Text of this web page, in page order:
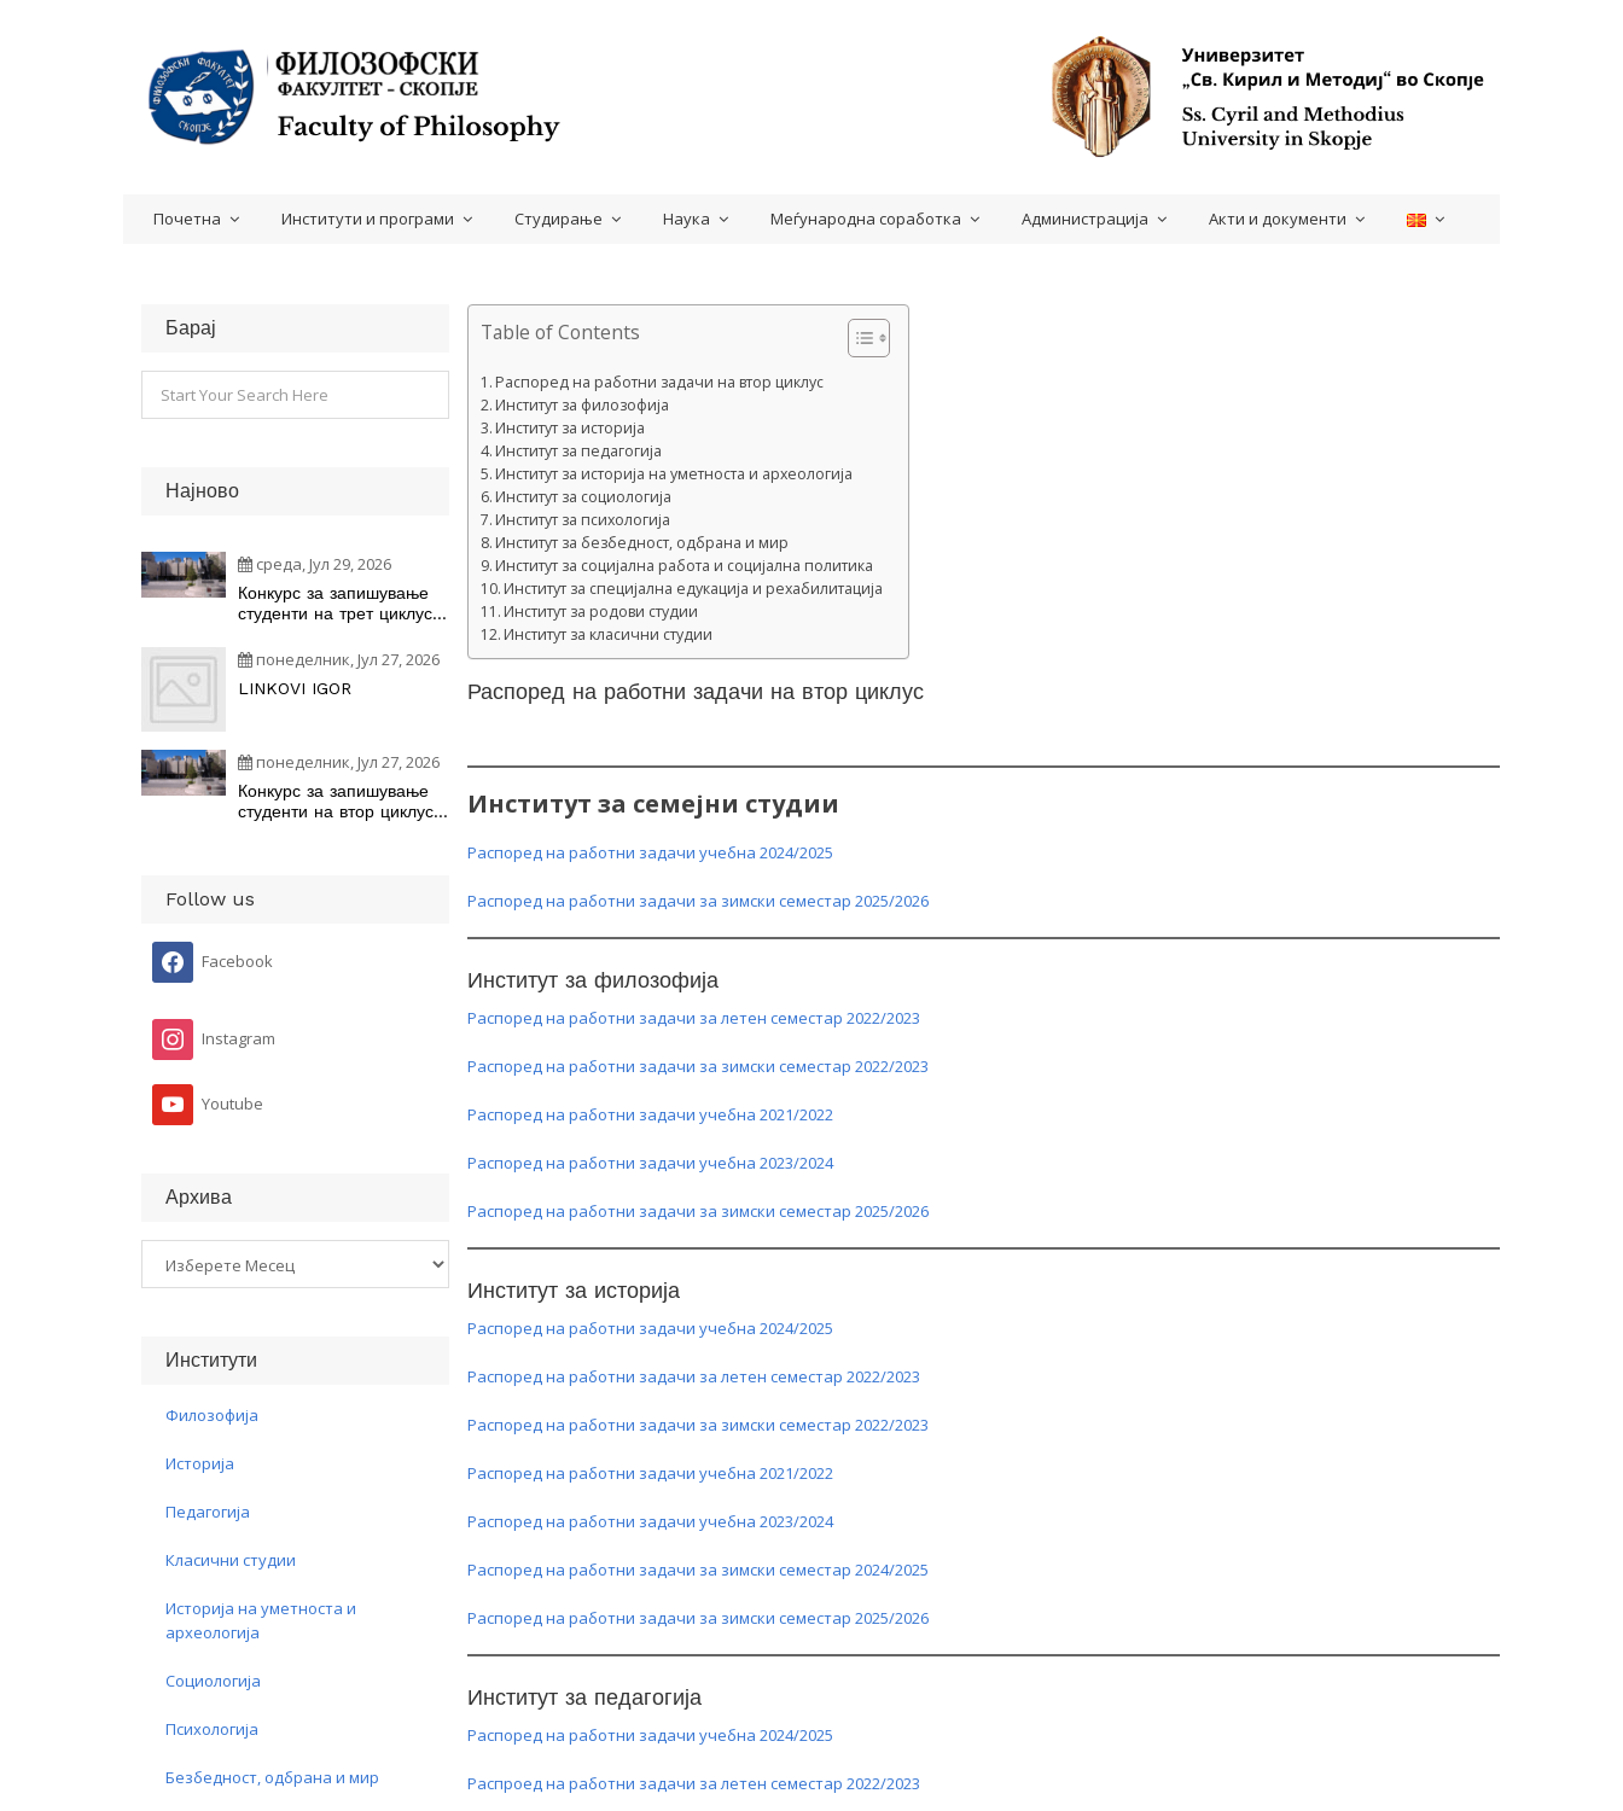
Почетна Институти и програми Студирање Наука Меѓународна соработка Администрација Акти и документи
Table of Contents
Распоред на работни задачи на втор циклус
Институт за филозофија
Институт за историја
Институт за педагогија
Институт за историја на уметноста и археологија
Институт за социологија
Институт за психологија
Институт за безбедност, одбрана и мир
Институт за социјална работа и социјална политика
Институт за специјална едукација и рехабилитација
Институт за родови студии
Институт за класични студии
Распоред на работни задачи на втор циклус
Институт за семејни студии
Распоред на работни задачи учебна 2024/2025
Распоред на работни задачи за зимски семестар 2025/2026
Институт за филозофија
Распоред на работни задачи за летен семестар 2022/2023
Распоред на работни задачи за зимски семестар 2022/2023
Распоред на работни задачи учебна 2021/2022
Распоред на работни задачи учебна 2023/2024
Распоред на работни задачи за зимски семестар 2025/2026
Институт за историја
Распоред на работни задачи учебна 2024/2025
Распоред на работни задачи за летен семестар 2022/2023
Распоред на работни задачи за зимски семестар 2022/2023
Распоред на работни задачи учебна 2021/2022
Распоред на работни задачи учебна 2023/2024
Распоред на работни задачи за зимски семестар 2024/2025
Распоред на работни задачи за зимски семестар 2025/2026
Институт за педагогија
Распоред на работни задачи учебна 2024/2025
Распроед на работни задачи за летен семестар 2022/2023
Барај
Најново
среда, Јул 29, 2026
Конкурс за запишување
студенти на трет циклус
докторски студии на
студиските програми
понеделник, Јул 27, 2026
LINKOVI IGOR
понеделник, Јул 27, 2026
Конкурс за запишување
студенти на втор циклус
Кирил и Методиј“ во
Follow us
Facebook
Instagram
Youtube
Архива
Институти
Филозофија
Историја
Педагогија
Класични студии
Историја на уметноста и
археологија
Социологија
Психологија
Безбедност, одбрана и мир